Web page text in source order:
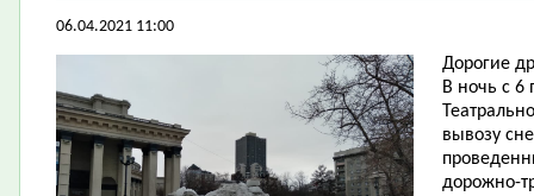
06.04.2021 11:00
​Дорогие
В ночь с 6
вывозу
дорожно-